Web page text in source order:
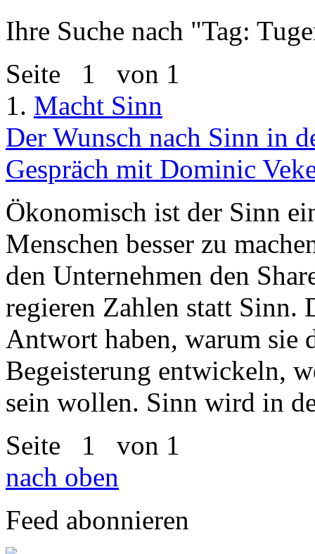
Ihre Suche nach "Tag:
Seite 1 von 1
1. Macht Sinn
Der Wunsch nach Sinn in
Gespräch mit Dominic
Ökonomisch ist der Sinn
Menschen besser zu
den Unternehmen den
regieren Zahlen statt Sinn.
Antwort haben, warum sie
Begeisterung entwickeln,
sein wollen. Sinn wird in
Seite 1 von 1
nach oben
Feed abonnieren